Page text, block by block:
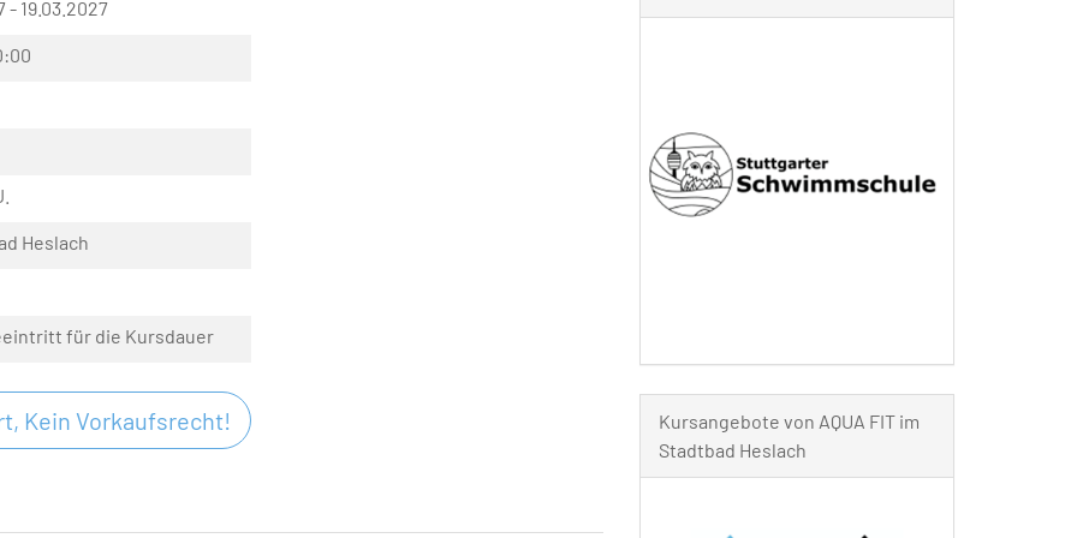
- 19.03.2027
Heslach
für die Kursdauer
Kein Vorkaufsrecht!
Kursangebote von AQUA FIT im
Stadtbad Heslach